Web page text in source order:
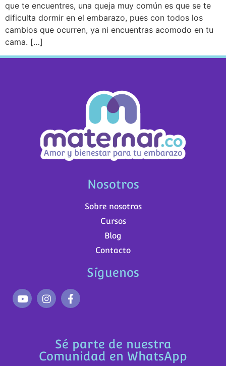
que te encuentres, una queja muy común es que se te
dificulta dormir en el embarazo, pues con todos los
cambios que ocurren, ya ni encuentras acomodo en tu
cama. […]
Nosotros
Sobre nosotros
Cursos
Blog
Contacto
Síguenos
Sé parte de nuestra
Comunidad en WhatsApp